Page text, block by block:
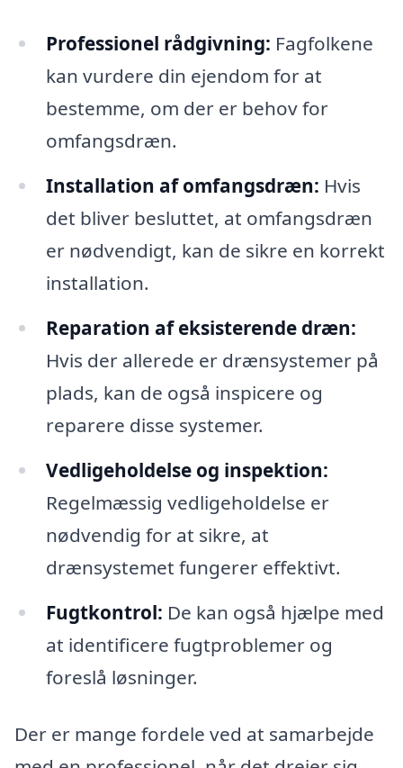
Professionel rådgivning: Fagfolkene
kan vurdere din ejendom for at
bestemme, om der er behov for
omfangsdræn.
Installation af omfangsdræn: Hvis
det bliver besluttet, at omfangsdræn
er nødvendigt, kan de sikre en korrekt
installation.
Reparation af eksisterende dræn:
Hvis der allerede er drænsystemer på
plads, kan de også inspicere og
reparere disse systemer.
Vedligeholdelse og inspektion:
Regelmæssig vedligeholdelse er
nødvendig for at sikre, at
drænsystemet fungerer effektivt.
Fugtkontrol: De kan også hjælpe med
at identificere fugtproblemer og
foreslå løsninger.
Der er mange fordele ved at samarbejde